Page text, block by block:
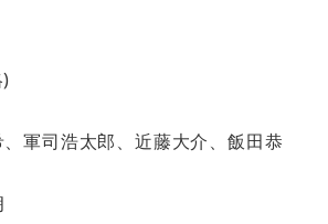
軍司浩太郎、近藤大介、飯田恭